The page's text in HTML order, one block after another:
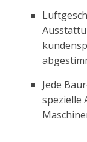
Jede
spezielle